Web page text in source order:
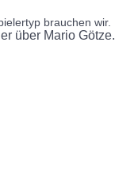
brauchen wir.
über Mario Götze.